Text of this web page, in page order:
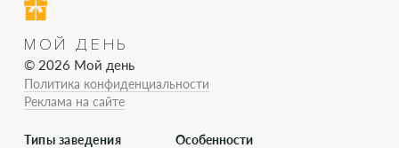
МОЙ ДЕНЬ
© 2026 Мой день
Политика конфиденциальности
Реклама на сайте
Типы заведения Особенности